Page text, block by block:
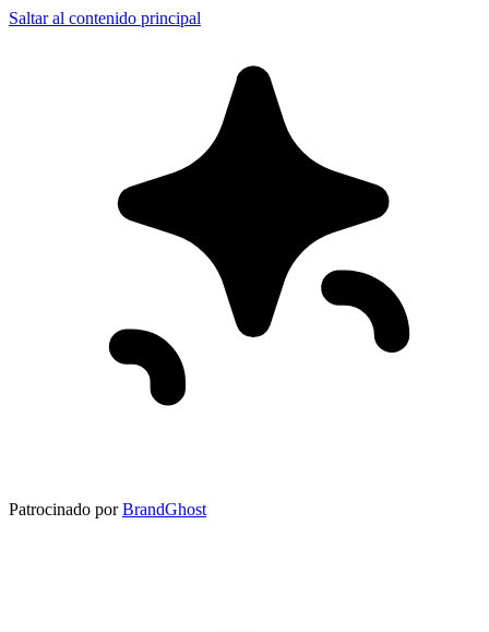
Saltar al contenido principal
Patrocinado por BrandGhost